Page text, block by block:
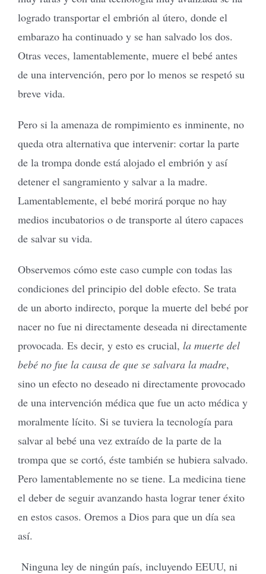
logrado transportar el embrión al útero, donde el
embarazo ha continuado y se han salvado los dos.
Otras veces, lamentablemente, muere el bebé antes
de una intervención, pero por lo menos se respetó su
breve vida.
Pero si la amenaza de rompimiento es inminente, no
queda otra alternativa que intervenir: cortar la parte
de la trompa donde está alojado el embrión y así
detener el sangramiento y salvar a la madre.
Lamentablemente, el bebé morirá porque no hay
medios incubatorios o de transporte al útero capaces
de salvar su vida.
Observemos cómo este caso cumple con todas las
condiciones del principio del doble efecto. Se trata
de un aborto indirecto, porque la muerte del bebé por
nacer no fue ni directamente deseada ni directamente
provocada. Es decir, y esto es crucial, la muerte del
bebé no fue la causa de que se salvara la madre,
sino un efecto no deseado ni directamente provocado
de una intervención médica que fue un acto médica y
moralmente lícito. Si se tuviera la tecnología para
salvar al bebé una vez extraído de la parte de la
trompa que se cortó, éste también se hubiera salvado.
Pero lamentablemente no se tiene. La medicina tiene
el deber de seguir avanzando hasta lograr tener éxito
en estos casos. Oremos a Dios para que un día sea
así.
Ninguna ley de ningún país, incluyendo EEUU, ni